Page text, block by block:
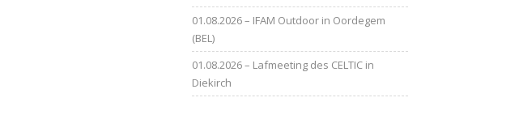
01.08.2026 – IFAM Outdoor in Oordegem
(BEL)
01.08.2026 – Lafmeeting des CELTIC in
Diekirch